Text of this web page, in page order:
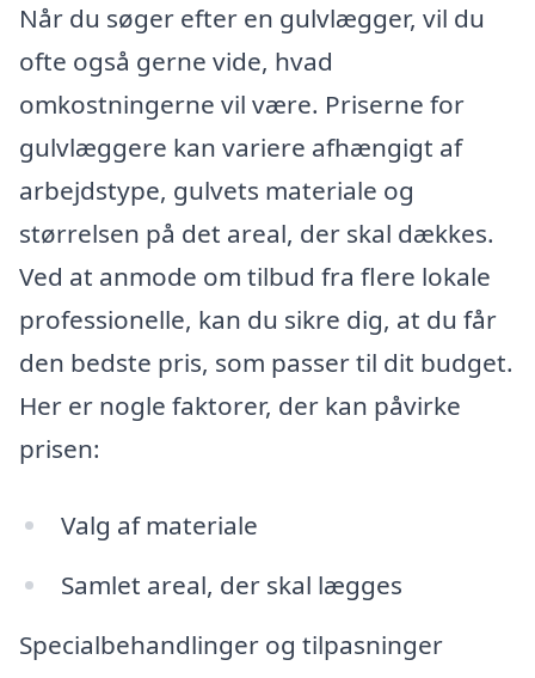
Når du søger efter en gulvlægger, vil du
ofte også gerne vide, hvad
omkostningerne vil være. Priserne for
gulvlæggere kan variere afhængigt af
arbejdstype, gulvets materiale og
størrelsen på det areal, der skal dækkes.
Ved at anmode om tilbud fra flere lokale
professionelle, kan du sikre dig, at du får
den bedste pris, som passer til dit budget.
Her er nogle faktorer, der kan påvirke
prisen:
Valg af materiale
Samlet areal, der skal lægges
Specialbehandlinger og tilpasninger